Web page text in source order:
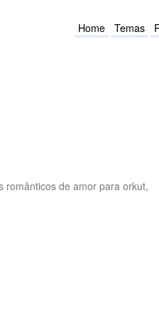
Home Temas
românticos de amor para orkut,